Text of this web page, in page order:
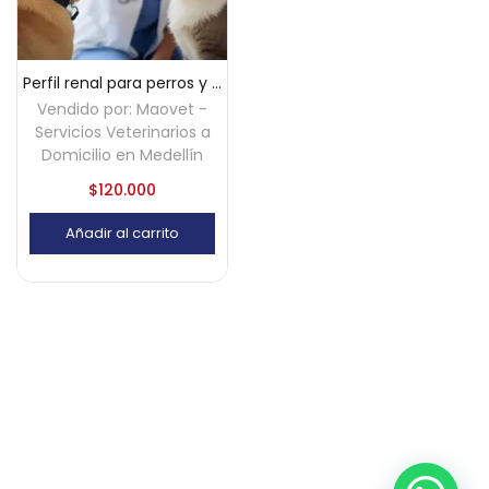
Perfil renal para perros y gatos a domicilio – Medellín
Vendido por: Maovet -
Servicios Veterinarios a
Domicilio en Medellín
$120.000
Añadir al carrito